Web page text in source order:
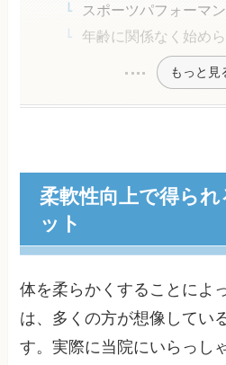
スポーツパフォーマ
年齢に関係なく始め
もっと見
柔軟性向上で得ら
ット
体を柔らかくすることによ
は、多くの方が想像してい
す。実際に当院にいらっし